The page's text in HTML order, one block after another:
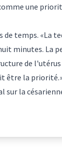
une
temps. «La
minutes. La
de
être la
sur la